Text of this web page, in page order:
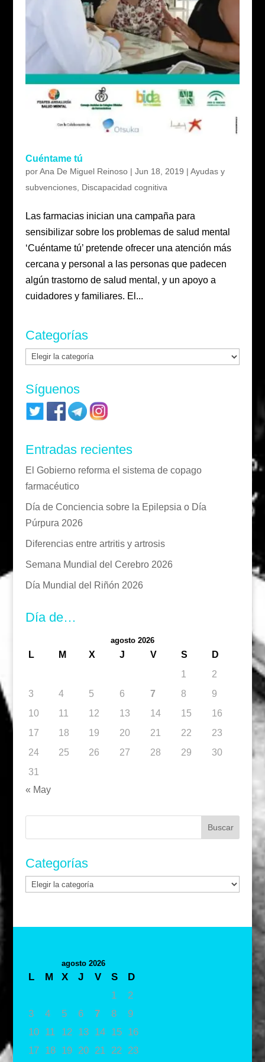
Cuéntame tú
porAna De Miguel Reinoso| Jun 18, 2019 | Ayudas y
subvenciones, Discapacidad cognitiva
Las farmacias inician una campaña para
sensibilizar sobre los problemas de salud mental
‘Cuéntame tú’ pretende ofrecer una atención más
cercana y personal a las personas que padecen
algún trastorno de salud mental, y un apoyo a
cuidadores y familiares. El...
Categorías
Categorías
Síguenos
Entradas recientes
El Gobierno reforma el sistema de copago
farmacéutico
Día de Conciencia sobre la Epilepsia o Día
Púrpura 2026
Diferencias entre artritis y artrosis
Semana Mundial del Cerebro 2026
Día Mundial del Riñón 2026
Día de…
agosto 2026
L M X J V S
D
1
2
3
4 5 6 7 8
9
10
11 12 13 14 15
16
17
18 19 20 21 22
23
24
25 26 27 28 29
30
31
« May
Buscar:
Categorías
Categorías
agosto 2026
L M X J V S
D
1
2
3
4 5 6 7 8
9
10
11 12 13 14 15
16
17
18 19 20 21 22 23